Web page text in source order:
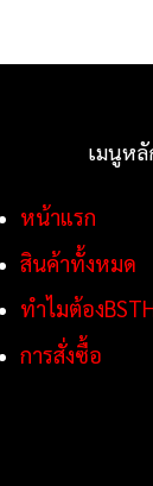
เมนูหลั
หน้าแรก
สินค้าทั้งหมด
ทำไมต้อง
การสั่งซื้อ